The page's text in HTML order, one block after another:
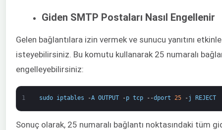
Giden SMTP Postaları Nasıl Engellenir
Gelen bağlantılara izin vermek ve sunucu yanıtını
isteyebilirsiniz. Bu komutu kullanarak 25 numaralı
engelleyebilirsiniz:
1 sudo iptables -A OUTPUT -p tcp --dport 25 -j REJECT
Sonuç olarak, 25 numaralı bağlantı noktasındaki tüm